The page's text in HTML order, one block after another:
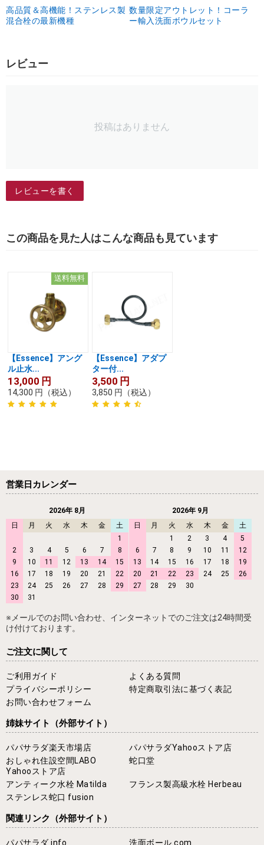
高品質＆高機能！ステンレス製
混合栓の最新機種
数量限定アウトレット！コーラ
ー輸入洗面ボウルセット
レビュー
投稿はありません
レビューを書く
この商品を見た人はこんな商品も見ています
送料無料
【Essence】アング
ル止水...
13,000 円
14,300 円 （税込）
【Essence】アダプ
ター付...
3,500 円
3,850 円 （税込）
営業日カレンダー
2026年 8月
日
月 火 水 木 金
土
1
2
3 4 5 6 7
8
9
10 11 12 13 14
15
16
17 18 19 20 21
22
23
24 25 26 27 28
29
30
31
2026年 9月
日
月 火 水 木 金
土
1
2 3 4
5
6
7 8 9 10 11
12
13
14 15 16 17 18
19
20
21 22 23 24 25
26
27
28 29 30
※メールでのお問い合わせ、インターネットでのご注文は24時間受
け付けております。
ご注文に関して
ご利用ガイド
よくある質問
プライバシーポリシー
特定商取引法に基づく表記
お問い合わせフォーム
姉妹サイト （外部サイト）
パパサラダ楽天市場店
パパサラダYahooストア店
おしゃれ住設空間LABO
Yahooストア店
蛇口堂
アンティーク水栓 Matilda
フランス製高級水栓 Herbeau
ステンレス蛇口 fusion
関連リンク （外部サイト）
パパサラダ.info 洗面ボール.com